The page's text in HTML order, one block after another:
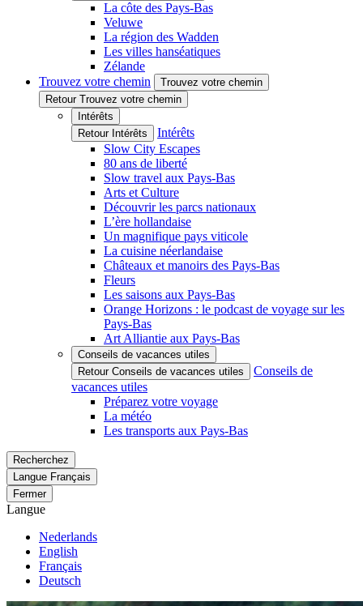
La côte des Pays-Bas
Veluwe
La région des Wadden
Les villes hanséatiques
Zélande
Trouvez votre chemin
Trouvez votre chemin
Retour Trouvez votre chemin
Intérêts
Retour Intérêts
Intérêts
Slow City Escapes
80 ans de liberté
Slow travel aux Pays-Bas
Arts et Culture
Découvrir les parcs nationaux
L’ère hollandaise
Un magnifique pays viticole
La cuisine néerlandaise
Châteaux et manoirs des Pays-Bas
Fleurs
Les saisons aux Pays-Bas
Orange Horizons : le podcast de voyage sur les
Pays-Bas
Art Alliantie aux Pays-Bas
Conseils de vacances utiles
Retour Conseils de vacances utiles
Conseils de
vacances utiles
Préparez votre voyage
La météo
Les transports aux Pays-Bas
Recherchez
Langue Français
Fermer
Langue
Nederlands
English
Français
Deutsch